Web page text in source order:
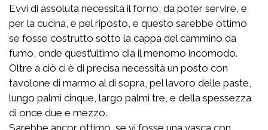
Evvi di assoluta necessità il forno, da poter servire, e
per la cucina, e pel riposto, e questo sarebbe ottimo
se fosse costrutto sotto la cappa del cammino da
fumo, onde quest’ultimo dia il menomo incomodo.
Oltre a ciò ci è di precisa necessità un posto con
tavolone di marmo al di sopra, pel lavoro delle paste,
lungo palmi cinque, largo palmi tre, e della spessezza
di once due e mezzo.
Sarebbe ancor ottimo, se vi fosse una vasca con